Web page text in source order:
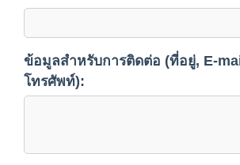
ข้อมูลสำหรับการติดต่อ (ที่อยู่, E-
โทรศัพท์):